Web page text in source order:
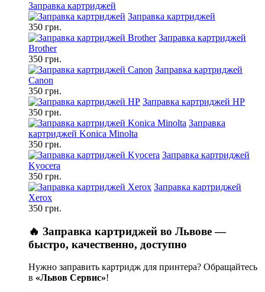
Заправка картриджей
Заправка картриджей
350 грн.
Заправка картриджей
Brother
350 грн.
Заправка картриджей
Canon
350 грн.
Заправка картриджей HP
350 грн.
Заправка
картриджей Konica Minolta
350 грн.
Заправка картриджей
Kyocera
350 грн.
Заправка картриджей
Xerox
350 грн.
🔥 Заправка картриджей во Львове —
быстро, качественно, доступно
Нужно заправить картридж для принтера? Обращайтесь
в «Львов Сервис»!